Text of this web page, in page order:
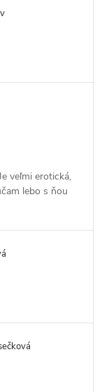
veľmi erotická,
lebo s ňou